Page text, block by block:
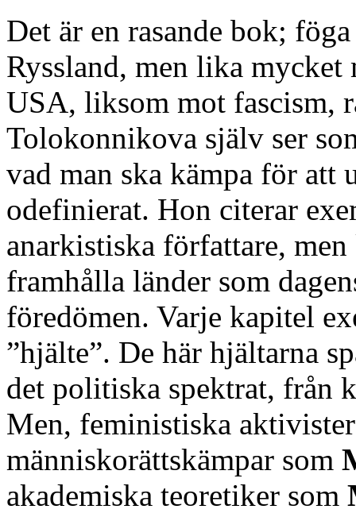
Det är en rasande bok;
Ryssland, men lika
USA, liksom mot fascism,
Tolokonnikova själv ser
vad man ska kämpa för att
odefinierat. Hon citerar
anarkistiska författare,
framhålla länder som
föredömen. Varje kapitel
”hjälte”. De här hjältarna
det politiska spektrat, från
Men, feministiska
människorättskämpar som
akademiska teoretiker som